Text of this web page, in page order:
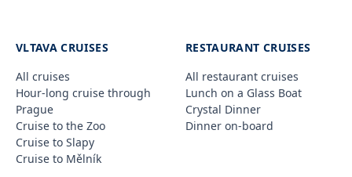
VLTAVA CRUISES
All cruises
Hour-long cruise through
Prague
Cruise to the Zoo
Cruise to Slapy
Cruise to Mělník
RESTAURANT CRUISES
All restaurant cruises
Lunch on a Glass Boat
Crystal Dinner
Dinner on-board